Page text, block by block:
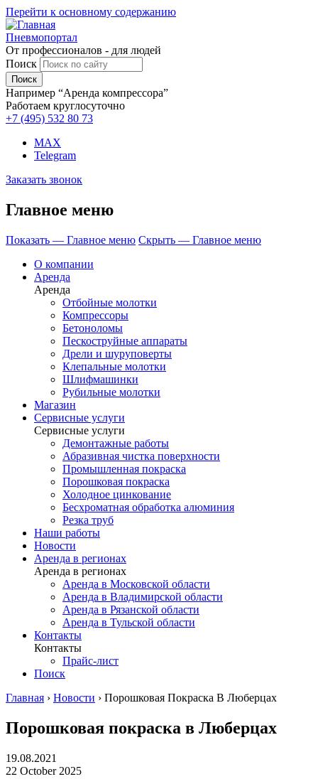
Перейти к основному содержанию
Пневмопортал
От профессионалов - для людей
Поиск
Например “Аренда компрессора”
Работаем круглосуточно
+7 (495) 532 80 73
MAX
Telegram
Заказать звонок
Главное меню
Показать — Главное меню Скрыть — Главное меню
О компании
Аренда
Аренда
Отбойные молотки
Компрессоры
Бетоноломы
Пескоструйные аппараты
Дрели и шуруповерты
Клепальные молотки
Шлифмашинки
Рубильные молотки
Магазин
Сервисные услуги
Сервисные услуги
Демонтажные работы
Абразивная чистка поверхности
Промышленная покраска
Порошковая покраска
Холодное цинкование
Бесхроматная обработка алюминия
Резка труб
Наши работы
Новости
Аренда в регионах
Аренда в регионах
Аренда в Московской области
Аренда в Владимирской области
Аренда в Рязанской области
Аренда в Тульской области
Контакты
Контакты
Прайс-лист
Поиск
Главная › Новости › Порошковая Покраска В Люберцах
Порошковая покраска в Люберцах
19.08.2021
22 October 2025